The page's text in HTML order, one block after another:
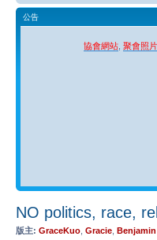
公告
協會網站 聚會照片
NO politics, race,
版主: GraceKuo Gracie Benjamin